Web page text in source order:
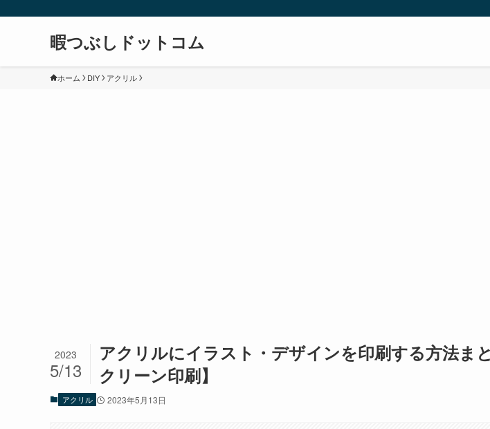
暇つぶしドットコム
ホーム DIY アクリル
アクリルにイラスト・デザインを印刷する方法ま
クリーン印刷】
2023
5/13
アクリル 2023年5月13日